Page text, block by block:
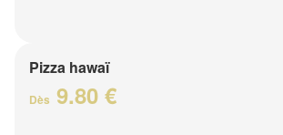
Pizza hawaï
Dès 9.80 €